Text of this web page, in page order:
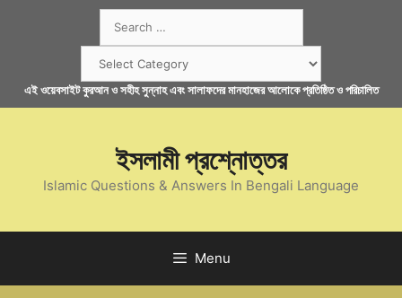
for:
এই ওয়েবসাইট কুরআন ও সহীহ সুন্নাহ এবং সালাফদের মানহাজের আলোকে প্রতিষ্ঠিত ও পরিচালিত
ইসলামী প্রশ্নোত্তর
Islamic Questions & Answers In Bengali Language
Menu